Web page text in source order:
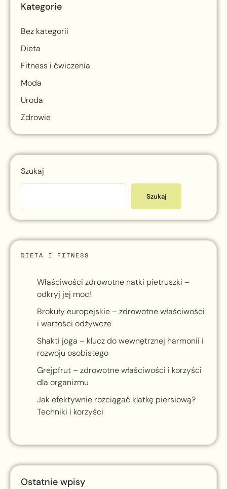
Kategorie
Bez kategorii
Dieta
Fitness i ćwiczenia
Moda
Uroda
Zdrowie
Szukaj
Szukaj
DIETA I FITNESS
Właściwości zdrowotne natki pietruszki –
odkryj jej moc!
Brokuły europejskie – zdrowotne właściwości
i wartości odżywcze
Shakti joga – klucz do wewnętrznej harmonii i
rozwoju osobistego
Grejpfrut – zdrowotne właściwości i korzyści
dla organizmu
Jak efektywnie rozciągać klatkę piersiową?
Techniki i korzyści
Ostatnie wpisy